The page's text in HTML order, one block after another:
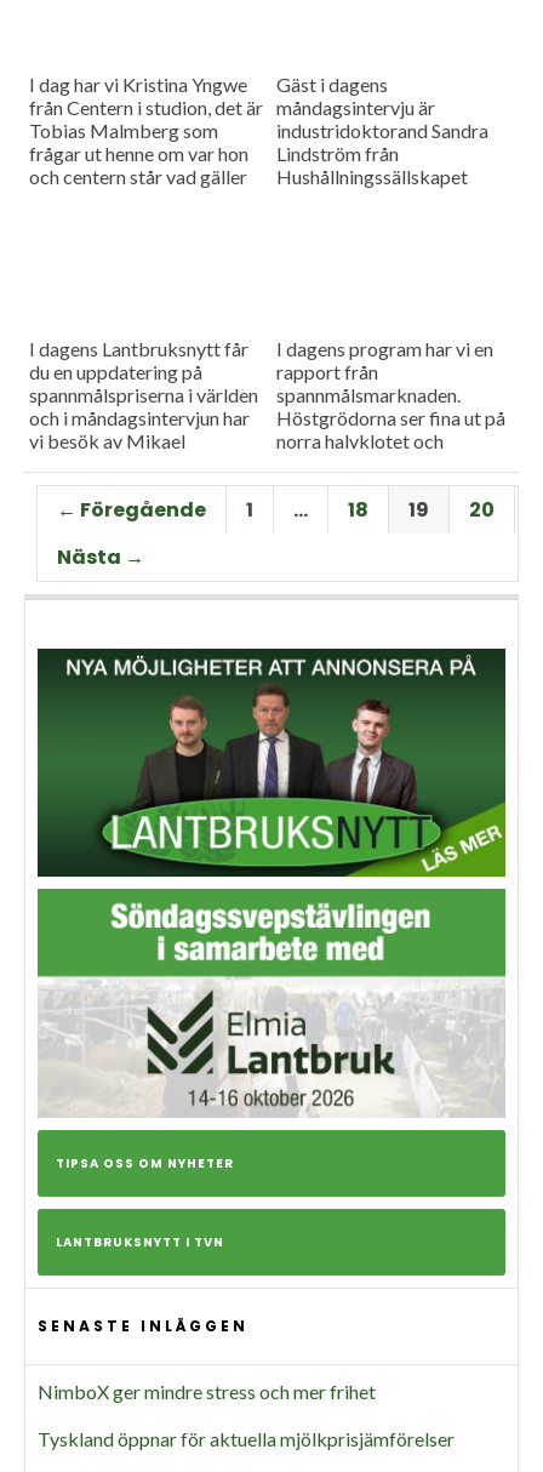
I dag har vi Kristina Yngwe
från Centern i studion, det är
Tobias Malmberg som
frågar ut henne om var hon
och centern står vad gäller
Gäst i dagens
måndagsintervju är
industridoktorand Sandra
Lindström från
Hushållningssällskapet
I dagens Lantbruksnytt får
du en uppdatering på
spannmålspriserna i världen
och i måndagsintervjun har
vi besök av Mikael
Lantmännen.
I dagens program har vi en
rapport från
spannmålsmarknaden.
Höstgrödorna ser fina ut på
norra halvklotet och
Gäst i vår måndagsintervju
är Torbjörn Lithell från HK
Scan som berättar om
slakteribranchens
utmaningar framöver.
← Föregående 1 … 18 19
20
Nästa →
TIPSA OSS OM NYHETER
LANTBRUKSNYTT I TVN
SENASTE INLÄGGEN
NimboX ger mindre stress och mer frihet
Tyskland öppnar för aktuella mjölkprisjämförelser